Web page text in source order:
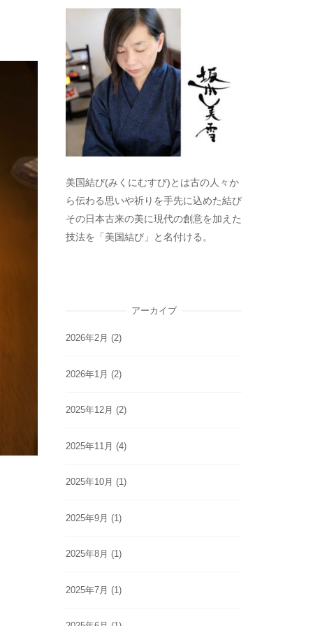
美国結び(みくにむすび)とは古の人々か
ら伝わる思いや祈りを手先に込めた結び
その日本古来の美に現代の創意を加えた
技法を「美国結び」と名付ける。
アーカイブ
2026年2月 (2)
2026年1月 (2)
2025年12月 (2)
2025年11月 (4)
2025年10月 (1)
2025年9月 (1)
2025年8月 (1)
2025年7月 (1)